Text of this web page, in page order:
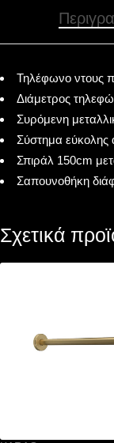
Τηλέφωνο ντους
Διάμετρος
Συρόμενη
Σύστημα
Σπιράλ 150cm
Σαπουνοθήκη
Σχετικά